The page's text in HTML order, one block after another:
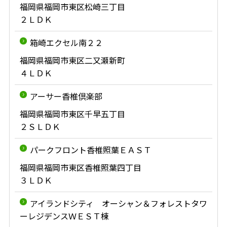
福岡県福岡市東区松崎三丁目
２ＬＤＫ
箱崎エクセル南２２
福岡県福岡市東区二又瀬新町
４ＬＤＫ
アーサー香椎倶楽部
福岡県福岡市東区千早五丁目
２ＳＬＤＫ
パークフロント香椎照葉ＥＡＳＴ
福岡県福岡市東区香椎照葉四丁目
３ＬＤＫ
アイランドシティ オーシャン＆フォレストタワ
ーレジデンスＷＥＳＴ棟